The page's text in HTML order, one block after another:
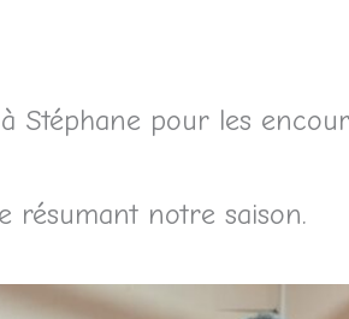
Stéphane pour les
résumant notre saison.